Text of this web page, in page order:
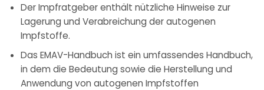
Der Impfratgeber enthält nützliche Hinweise zur
Lagerung und Verabreichung der autogenen
Impfstoffe.
Das EMAV-Handbuch ist ein umfassendes Handbuch,
in dem die Bedeutung sowie die Herstellung und
Anwendung von autogenen Impfstoffen